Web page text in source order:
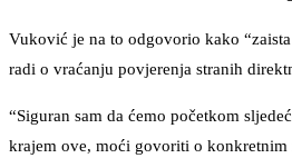
Vuković je na to odgovorio kako
radi o vraćanju povjerenja stranih
“Siguran sam da ćemo početkom
krajem ove, moći govoriti o